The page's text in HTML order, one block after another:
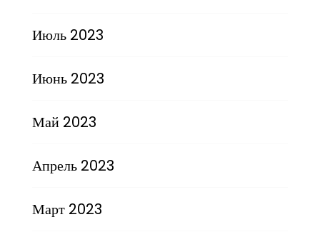
Июль 2023
Июнь 2023
Май 2023
Апрель 2023
Март 2023